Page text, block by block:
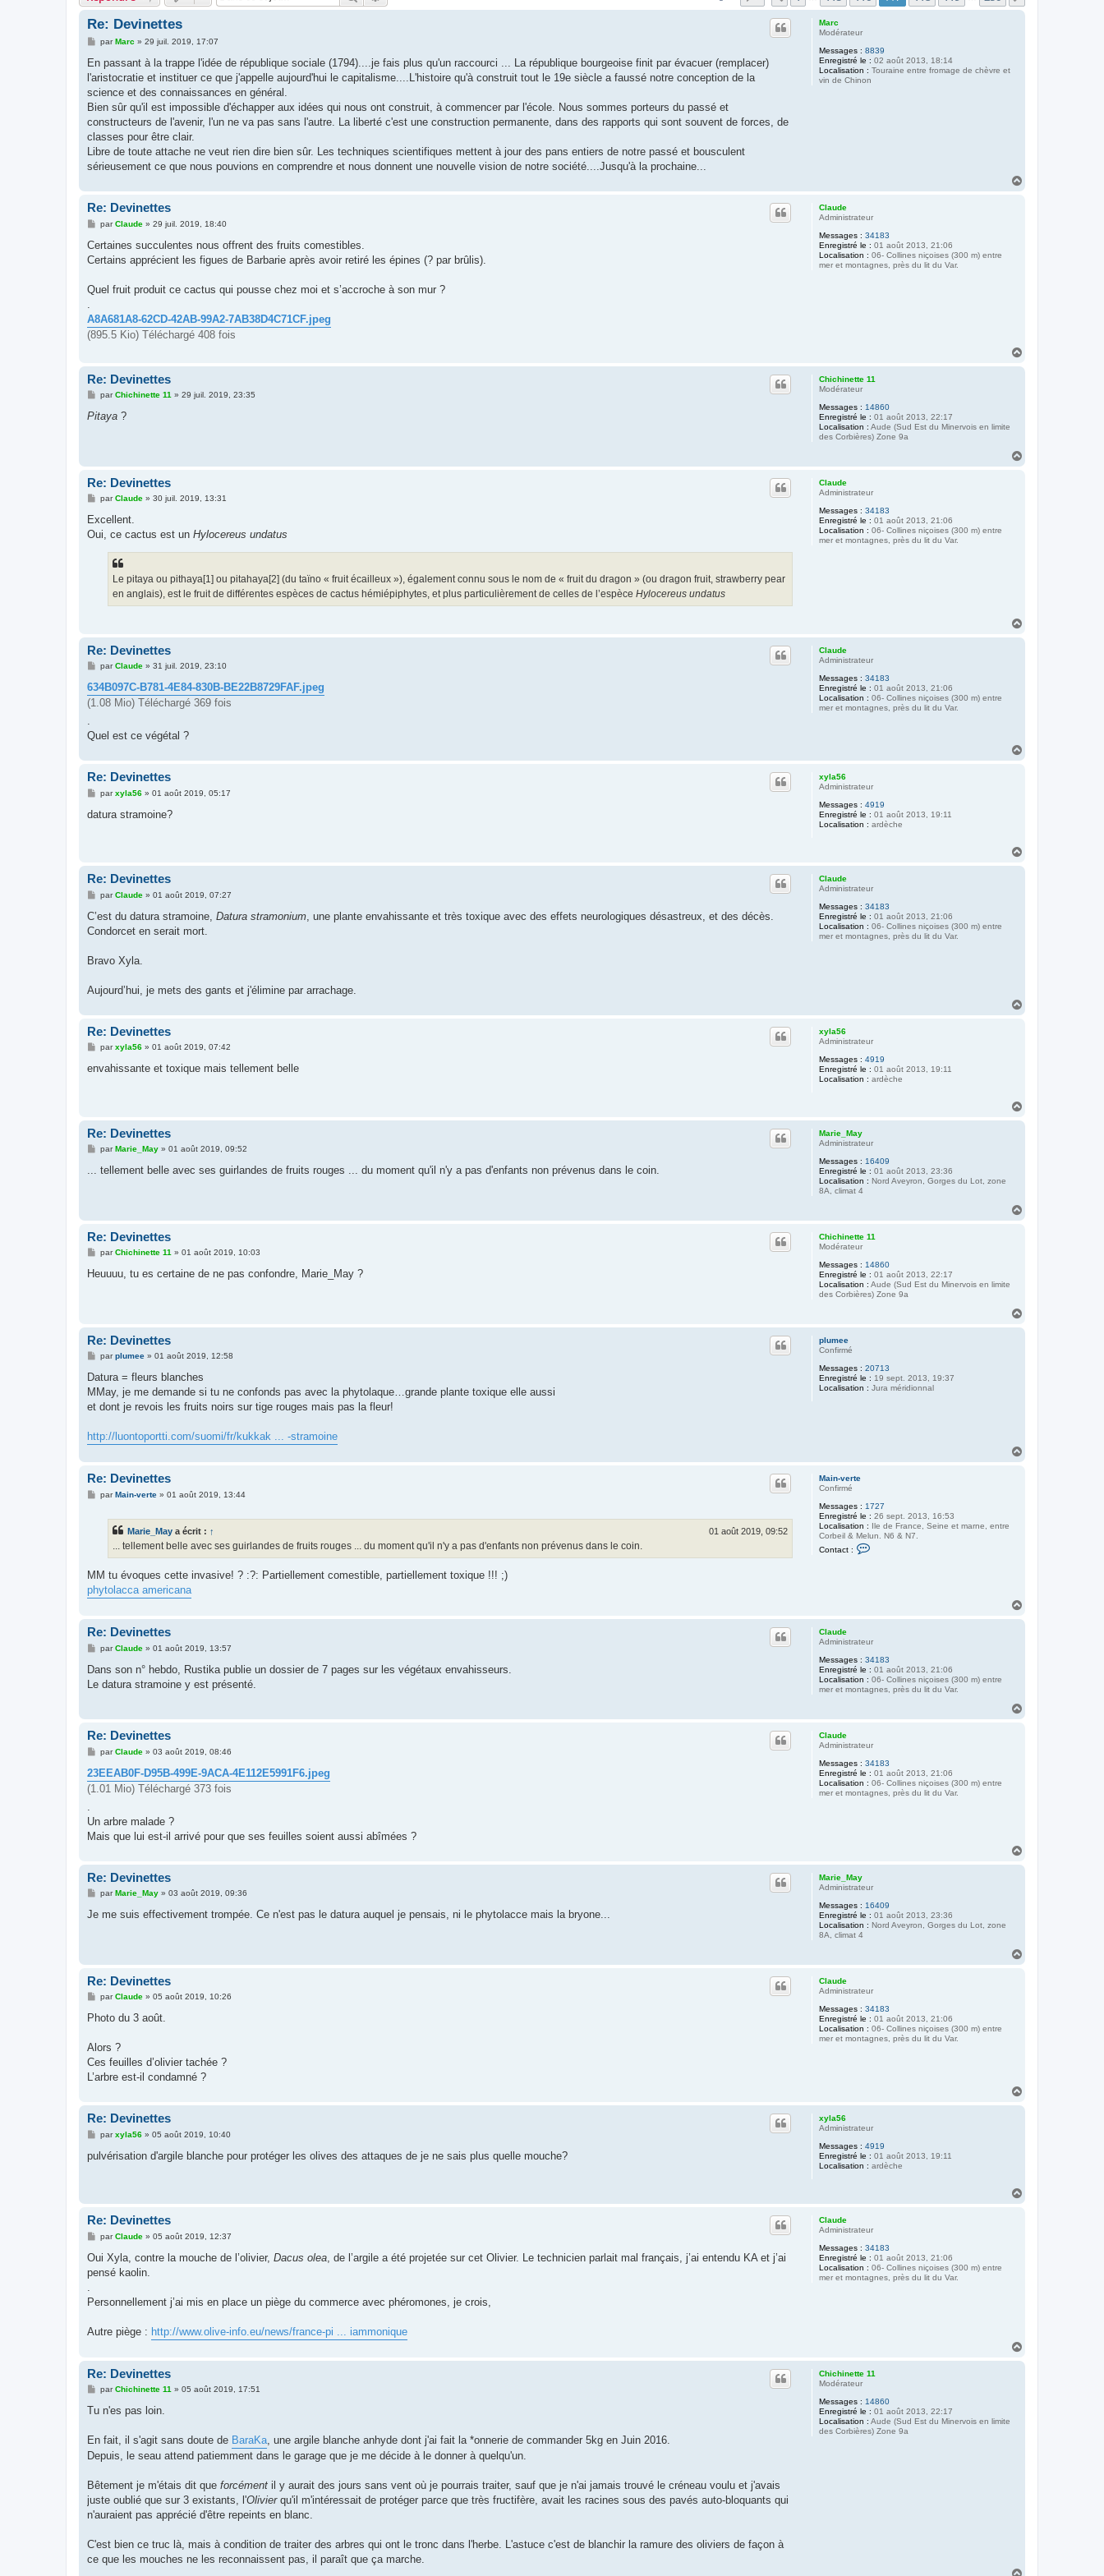
Marc
Modérateur
Messages : 8839
Enregistré le : 02 août 2013, 18:14
Localisation : Touraine entre fromage de chèvre et
vin de Chinon
Re: Devinettes
M
s
a
g
parMarc » 29 juil. 2019, 17:07
En passant à la trappe l'idée de république sociale (1794)....je fais plus qu'un raccourci ... La république bourgeoise finit par évacuer (remplacer)
l'aristocratie et instituer ce que j'appelle aujourd'hui le capitalisme....L'histoire qu'à construit tout le 19e siècle a faussé notre conception de la
science et des connaissances en général.
Bien sûr qu'il est impossible d'échapper aux idées qui nous ont construit, à commencer par l'école. Nous sommes porteurs du passé et
constructeurs de l'avenir, l'un ne va pas sans l'autre. La liberté c'est une construction permanente, dans des rapports qui sont souvent de forces, de
classes pour être clair.
Libre de toute attache ne veut rien dire bien sûr. Les techniques scientifiques mettent à jour des pans entiers de notre passé et bousculent
sérieusement ce que nous pouvions en comprendre et nous donnent une nouvelle vision de notre société....Jusqu'à la prochaine...
Claude
Administrateur
Messages : 34183
Enregistré le : 01 août 2013, 21:06
Localisation : 06- Collines niçoises (300 m) entre
mer et montagnes, près du lit du Var.
Re: Devinettes
M
s
a
parClaude» 29 juil. 2019, 18:40
Certaines succulentes nous offrent des fruits comestibles.
Certains apprécient les figues de Barbarie après avoir retiré les épines (? par brûlis).
Quel fruit produit ce cactus qui pousse chez moi et s’accroche à son mur ?
A8A681A8-62CD-42AB-99A2-7AB38D4C71CF.jpeg
(895.5 Kio) Téléchargé 408 fois
Chichinette 11
Modérateur
Messages : 14860
Enregistré le : 01 août 2013, 22:17
Localisation : Aude (Sud Est du Minervois en limite
des Corbières) Zone 9a
Re: Devinettes
M
s
parChichinette 11 » 29 juil. 2019, 23:35
Pitaya ?
Claude
Administrateur
Messages : 34183
Enregistré le : 01 août 2013, 21:06
Localisation : 06- Collines niçoises (300 m) entre
mer et montagnes, près du lit du Var.
Re: Devinettes
M
s
a
parClaude» 30 juil. 2019, 13:31
Excellent.
Oui, ce cactus est un Hylocereus undatus
Le pitaya ou pithaya[1] ou pitahaya[2] (du taïno « fruit écailleux »), également connu sous le nom de « fruit du dragon » (ou dragon fruit, strawberry pear
en anglais), est le fruit de différentes espèces de cactus hémiépiphytes, et plus particulièrement de celles de l’espèce Hylocereus undatus
Claude
Administrateur
Messages : 34183
Enregistré le : 01 août 2013, 21:06
Localisation : 06- Collines niçoises (300 m) entre
mer et montagnes, près du lit du Var.
Re: Devinettes
M
s
s
a
parClaude» 31 juil. 2019, 23:10
634B097C-B781-4E84-830B-BE22B8729FAF.jpeg
(1.08 Mio) Téléchargé 369 fois
.
Quel est ce végétal ?
xyla56
Administrateur
Messages : 4919
Enregistré le : 01 août 2013, 19:11
Localisation : ardèche
Re: Devinettes
M
s
parxyla56» 01 août 2019, 05:17
datura stramoine?
Claude
Administrateur
Messages : 34183
Enregistré le : 01 août 2013, 21:06
Localisation : 06- Collines niçoises (300 m) entre
mer et montagnes, près du lit du Var.
Re: Devinettes
M
s
a
parClaude» 01 août 2019, 07:27
C’est du datura stramoine, Datura stramonium , une plante envahissante et très toxique avec des effets neurologiques désastreux, et des décès.
Condorcet en serait mort.
Bravo Xyla.
Aujourd’hui, je mets des gants et j'élimine par arrachage.
xyla56
Administrateur
Messages : 4919
Enregistré le : 01 août 2013, 19:11
Localisation : ardèche
Re: Devinettes
M
s
parxyla56» 01 août 2019, 07:42
envahissante et toxique mais tellement belle
Marie_May
Administrateur
Messages : 16409
Enregistré le : 01 août 2013, 23:36
Localisation : Nord Aveyron, Gorges du Lot, zone
8A, climat 4
Re: Devinettes
M
s
parMarie_May» 01 août 2019, 09:52
... tellement belle avec ses guirlandes de fruits rouges ... du moment qu'il n'y a pas d'enfants non prévenus dans le coin.
Chichinette 11
Modérateur
Messages : 14860
Enregistré le : 01 août 2013, 22:17
Localisation : Aude (Sud Est du Minervois en limite
des Corbières) Zone 9a
Re: Devinettes
M
s
parChichinette 11» 01 août 2019, 10:03
Heuuuu, tu es certaine de ne pas confondre, Marie_May ?
plumee
Confirmé
Messages : 20713
Enregistré le : 19 sept. 2013, 19:37
Localisation : Jura méridionnal
Re: Devinettes
M
s
a
g
parplumee» 01 août 2019, 12:58
Datura = fleurs blanches
MMay, je me demande si tu ne confonds pas avec la phytolaque…grande plante toxique elle aussi
et dont je revois les fruits noirs sur tige rouges mais pas la fleur!
http://luontoportti.com/suomi/fr/kukkak ... -stramoine
Main-verte
Confirmé
Messages : 1727
Enregistré le : 26 sept. 2013, 16:53
Localisation : Ile de France, Seine et marne, entre
Corbeil & Melun. N6 & N7.
Contact :
a
n
-
v
e
e
Re: Devinettes
MparMain-verte» 01 août 2019, 13:44
Marie_May a écrit : ↑ 01 août 2019, 09:52
... tellement belle avec ses guirlandes de fruits rouges ... du moment qu'il n'y a pas d'enfants non prévenus dans le coin.
MM tu évoques cette invasive! ? :?: Partiellement comestible, partiellement toxique !!! ;)
phytolacca americana
Claude
Administrateur
Messages : 34183
Enregistré le : 01 août 2013, 21:06
Localisation : 06- Collines niçoises (300 m) entre
mer et montagnes, près du lit du Var.
Re: Devinettes
M
s
a
parClaude» 01 août 2019, 13:57
Dans son n° hebdo, Rustika publie un dossier de 7 pages sur les végétaux envahisseurs.
Le datura stramoine y est présenté.
Claude
Administrateur
Messages : 34183
Enregistré le : 01 août 2013, 21:06
Localisation : 06- Collines niçoises (300 m) entre
mer et montagnes, près du lit du Var.
Re: Devinettes
M
s
s
a
parClaude» 03 août 2019, 08:46
23EEAB0F-D95B-499E-9ACA-4E112E5991F6.jpeg
(1.01 Mio) Téléchargé 373 fois
Un arbre malade ?
Mais que lui est-il arrivé pour que ses feuilles soient aussi abîmées ?
Marie_May
Administrateur
Messages : 16409
Enregistré le : 01 août 2013, 23:36
Localisation : Nord Aveyron, Gorges du Lot, zone
8A, climat 4
Re: Devinettes
M
s
par Marie_May» 03 août 2019, 09:36
Je me suis effectivement trompée. Ce n'est pas le datura auquel je pensais, ni le phytolacce mais la bryone...
Claude
Administrateur
Messages : 34183
Enregistré le : 01 août 2013, 21:06
Localisation : 06- Collines niçoises (300 m) entre
mer et montagnes, près du lit du Var.
Re: Devinettes
M
s
g
parClaude» 05 août 2019, 10:26
Photo du 3 août.
Alors ?
Ces feuilles d’olivier tachée ?
L’arbre est-il condamné ?
xyla56
Administrateur
Messages : 4919
Enregistré le : 01 août 2013, 19:11
Localisation : ardèche
Re: Devinettes
M
s
parxyla56» 05 août 2019, 10:40
pulvérisation d'argile blanche pour protéger les olives des attaques de je ne sais plus quelle mouche?
Claude
Administrateur
Messages : 34183
Enregistré le : 01 août 2013, 21:06
Localisation : 06- Collines niçoises (300 m) entre
mer et montagnes, près du lit du Var.
Re: Devinettes
M
s
a
parClaude» 05 août 2019, 12:37
Oui Xyla, contre la mouche de l’olivier, Dacus olea , de l’argile a été projetée sur cet Olivier. Le technicien parlait mal français, j’ai entendu KA et j’ai
pensé kaolin.
Personnellement j’ai mis en place un piège du commerce avec phéromones, je crois,
Autre piège : http://www.olive-info.eu/news/france-pi ... iammonique
Chichinette 11
Modérateur
Messages : 14860
Enregistré le : 01 août 2013, 22:17
Localisation : Aude (Sud Est du Minervois en limite
des Corbières) Zone 9a
Re: Devinettes
M
s
g
parChichinette 11» 05 août 2019, 17:51
Tu n'es pas loin.
En fait, il s'agit sans doute de BaraKa, une argile blanche anhyde dont j'ai fait la *onnerie de commander 5kg en Juin 2016.
Depuis, le seau attend patiemment dans le garage que je me décide à le donner à quelqu'un.
Bêtement je m'étais dit que forcément il y aurait des jours sans vent où je pourrais traiter, sauf que je n'ai jamais trouvé le créneau voulu et j'avais
juste oublié que sur 3 existants, l'Olivierqu'il m'intéressait de protéger parce que très fructifère, avait les racines sous des pavés auto-bloquants qui
n'auraient pas apprécié d'être repeints en blanc.
C'est bien ce truc là, mais à condition de traiter des arbres qui ont le tronc dans l'herbe. L'astuce c'est de blanchir la ramure des oliviers de façon à
ce que les mouches ne les reconnaissent pas, il paraît que ça marche.